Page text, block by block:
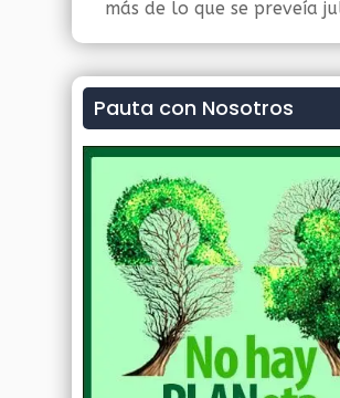
más de lo que se preveía
Pauta con Nosotros